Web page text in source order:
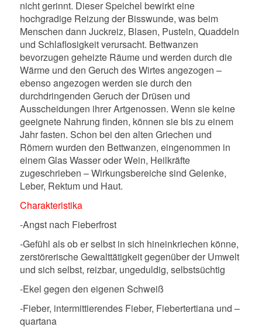
nicht gerinnt. Dieser Speichel bewirkt eine
hochgradige Reizung der Bisswunde, was beim
Menschen dann Juckreiz, Blasen, Pusteln, Quaddeln
und Schlaflosigkeit verursacht. Bettwanzen
bevorzugen geheizte Räume und werden durch die
Wärme und den Geruch des Wirtes angezogen –
ebenso angezogen werden sie durch den
durchdringenden Geruch der Drüsen und
Ausscheidungen ihrer Artgenossen. Wenn sie keine
geeignete Nahrung finden, können sie bis zu einem
Jahr fasten. Schon bei den alten Griechen und
Römern wurden den Bettwanzen, eingenommen in
einem Glas Wasser oder Wein, Heilkräfte
zugeschrieben – Wirkungsbereiche sind Gelenke,
Leber, Rektum und Haut.
Charakteristika
-Angst nach Fieberfrost
-Gefühl als ob er selbst in sich hineinkriechen könne,
zerstörerische Gewalttätigkeit gegenüber der Umwelt
und sich selbst, reizbar, ungeduldig, selbstsüchtig
-Ekel gegen den eigenen Schweiß
-Fieber, intermittierendes Fieber, Fiebertertiana und –
quartana